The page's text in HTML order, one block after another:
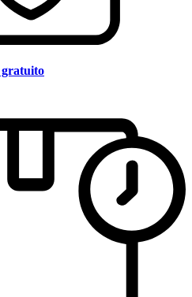
gratuito